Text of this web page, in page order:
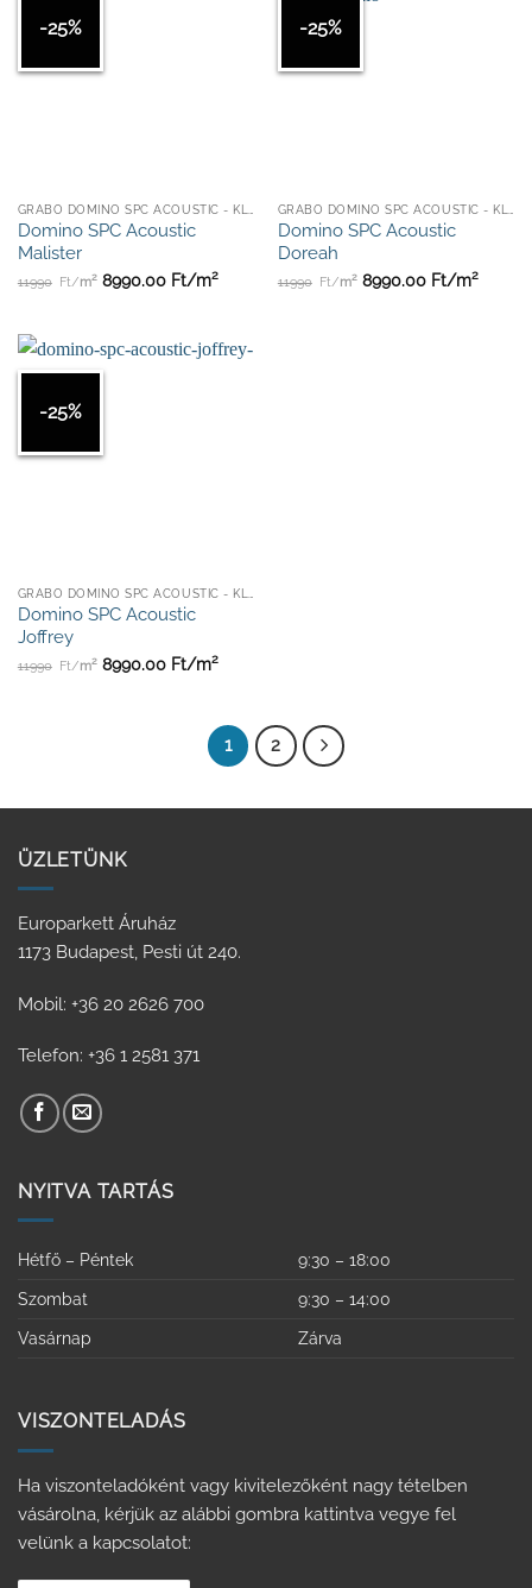
-25%
Domino SPC Acoustic
Malister
11990 Ft/m28990.00 Ft/m2
-25%
Domino SPC Acoustic
Doreah
11990 Ft/m28990.00 Ft/m2
-25%
Domino SPC Acoustic
Joffrey
11990 Ft/m28990.00 Ft/m2
1 2
ÜZLETÜNK
Europarkett Áruház
1173 Budapest, Pesti út 240.
Mobil: +36 20 2626 700
Telefon: +36 1 2581 371
NYITVA TARTÁS
Hétfő – Péntek
9:30 – 18:00
Szombat
9:30 – 14:00
Vasárnap
Zárva
VISZONTELADÁS
Ha viszonteladóként vagy kivitelezőként nagy tételben
vásárolna, kérjük az alábbi gombra kattintva vegye fel
velünk a kapcsolatot: